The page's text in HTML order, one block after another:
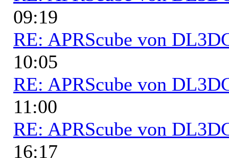
09:19
RE: APRScube von
10:05
RE: APRScube von
11:00
RE: APRScube von
16:17